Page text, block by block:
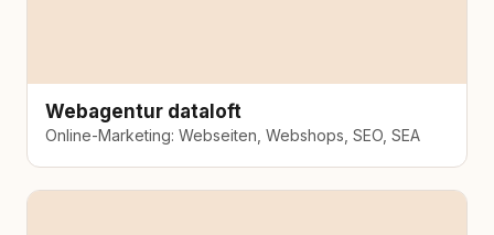
Webagentur dataloft
Online-Marketing: Webseiten, Webshops, SEO, SEA